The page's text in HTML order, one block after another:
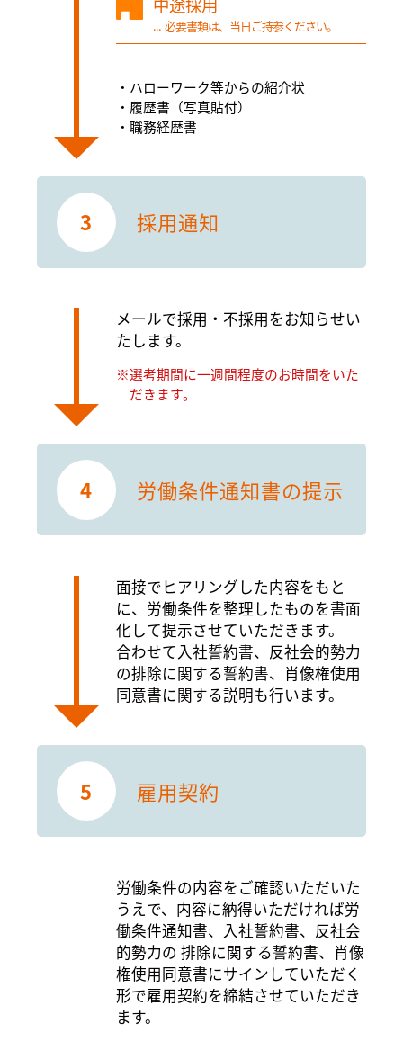
中途採用
必要書類は、当日ご持参ください。
ハローワーク等からの紹介状
履歴書（写真貼付）
職務経歴書
3 採用通知
メールで採用・不採用をお知らせい
たします。
選考期間に一週間程度のお時間をいた
だきます。
4 労働条件通知書の提示
面接でヒアリングした内容をもと
に、労働条件を整理したものを書面
化して提示させていただきます。
合わせて入社誓約書、反社会的勢力
の排除に関する誓約書、肖像権使用
同意書に関する説明も行います。
5 雇用契約
労働条件の内容をご確認いただいた
うえで、内容に納得いただければ労
働条件通知書、入社誓約書、反社会
的勢力の 排除に関する誓約書、肖像
権使用同意書にサインしていただく
形で雇用契約を締結させていただき
ます。